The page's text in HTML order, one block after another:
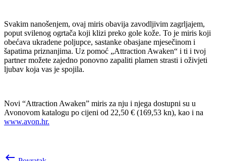
Svakim nanošenjem, ovaj miris obavija zavodljivim zagrljajem,
poput svilenog ogrtača koji klizi preko gole kože. To je miris koji
obećava ukradene poljupce, sastanke obasjane mjesečinom i
šapatima priznanjima. Uz pomoć „Attraction Awaken“ i ti i tvoj
partner možete zajedno ponovno zapaliti plamen strasti i oživjeti
ljubav koja vas je spojila.
Novi “Attraction Awaken” miris za nju i njega dostupni su u
Avonovom katalogu po cijeni od 22,50 € (169,53 kn), kao i na
www.avon.hr.
keyboard_backspace